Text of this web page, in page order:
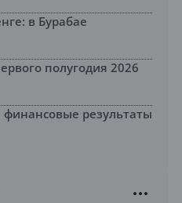
в Бурабае
полугодия 2026
результаты